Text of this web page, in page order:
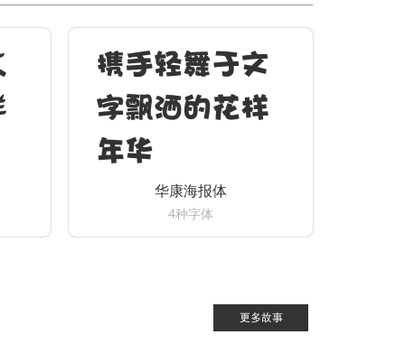
携手轻舞于文
字飘洒的花样
年华
华康海报体
4种字体
更多故事